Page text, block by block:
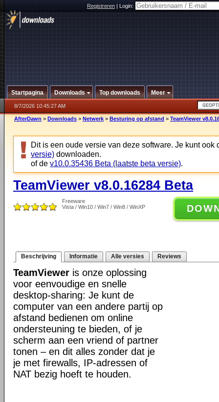
Registreren|Login:
Startpagina Downloads Top downloads Meer
8/7/2026 10:45:27 AM
AfterDawn > Downloads > Netwerk > Besturing op afstand > TeamViewer
Dit is een oude versie van deze software. Je kunt ook
versie) downloaden.
of de v10.0.35436 Beta (laatste beta versie).
TeamViewer v8.0.16284 Beta
Freeware
Vista / Win10 / Win7 / Win8 / WinXP
Beschrijving Informatie Alle versies Reviews
TeamViewer is onze oplossing
voor eenvoudige en snelle
desktop-sharing: Je kunt de
computer van een andere partij op
afstand bedienen om online
ondersteuning te bieden, of je
scherm aan een vriend of partner
tonen – en dit alles zonder dat je
je met firewalls, IP-adressen of
NAT bezig hoeft te houden.